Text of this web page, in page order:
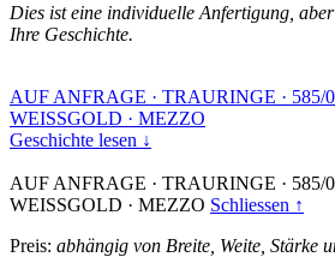
Dies ist eine individuelle Anfertigung,
Ihre Geschichte.
AUF ANFRAGE · TRAURINGE · 585/
WEISSGOLD · MEZZO
Geschichte lesen ↓
AUF ANFRAGE · TRAURINGE · 585/
WEISSGOLD · MEZZO Schliessen ↑
Preis: abhängig von Breite, Weite, Stärke